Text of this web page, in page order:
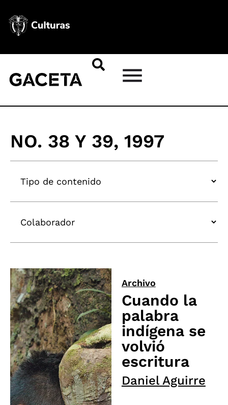
NO. 38 Y 39, 1997
Archivo
Cuando la
palabra
indígena se
volvió
escritura
Daniel Aguirre